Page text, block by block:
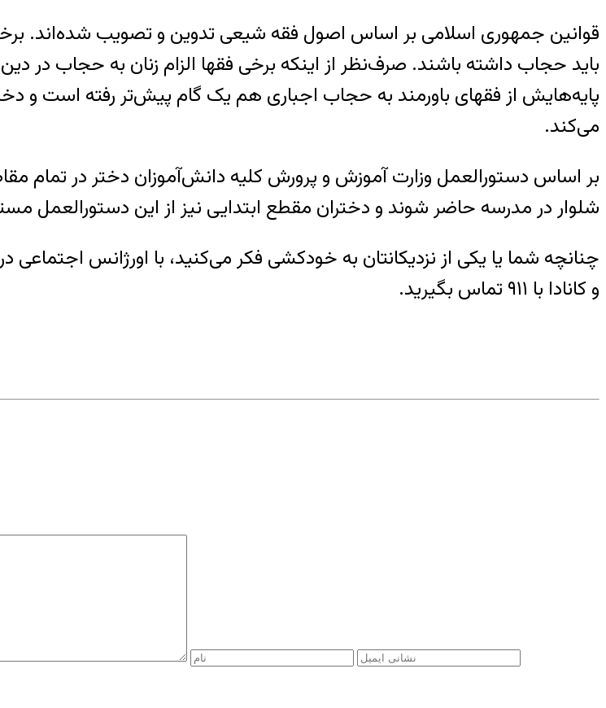
باید حجاب داشته باشند. صرف‌نظر از اینکه برخی فقها الزام زنان به حجاب در
می‌کند.
بر اساس دستورالعمل وزارت آموزش‌ و پرورش کلیه دانش‌آموزان دختر در تمام
شلوار در مدرسه حاضر شوند و دختران مقطع ابتدایی نیز از این دستورالعمل
و کانادا با ۹۱۱ تماس بگیرید.